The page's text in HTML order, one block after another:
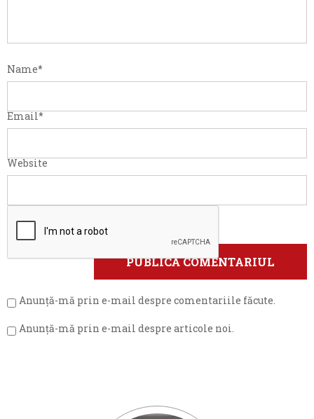
Name*
Email*
Website
Anunță-mă prin e-mail despre comentariile făcute.
Anunță-mă prin e-mail despre articole noi.